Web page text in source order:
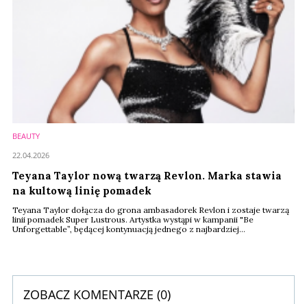
BEAUTY
Teyana Taylor nową twarzą Revlon. Marka stawia
na kultową linię pomadek
Teyana Taylor dołącza do grona ambasadorek Revlon i zostaje twarzą
linii pomadek Super Lustrous. Artystka wystąpi w kampanii "Be
Unforgettable”, będącej kontynuacją jednego z najbardziej
22.04.2026
ZOBACZ KOMENTARZE (0)